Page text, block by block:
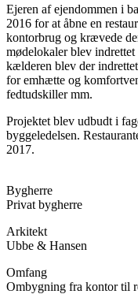
Ejeren af ejendommen i
2016 for at åbne en
kontorbrug og krævede
mødelokaler blev
kælderen blev der
for emhætte og
fedtudskiller mm.
Projektet blev udbudt i
byggeledelsen.
2017.
Bygherre
Privat bygherre
Arkitekt
Ubbe & Hansen
Omfang
Ombygning fra kontor til